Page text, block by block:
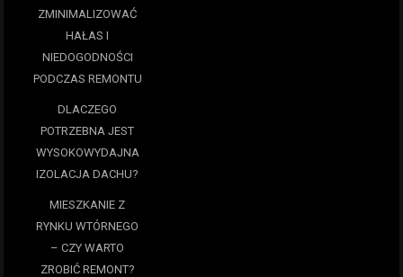
ZMINIMALIZOWAĆ
HAŁAS I
NIEDOGODNOŚCI
PODCZAS REMONTU
DLACZEGO
POTRZEBNA JEST
WYSOKOWYDAJNA
IZOLACJA DACHU?
MIESZKANIE Z
RYNKU WTÓRNEGO
– CZY WARTO
ZROBIĆ REMONT?